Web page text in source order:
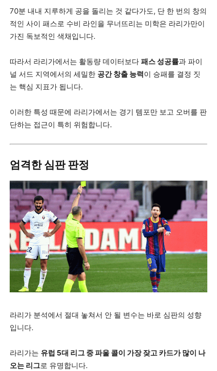
70분 내내 지루하게 공을 돌리는 것 같다가도, 단 한 번의 창의
적인 사이 패스로 수비 라인을 무너뜨리는 미학은 라리가만이
가진 독보적인 색채입니다.
따라서 라리가에서는 활동량 데이터보다 패스 성공률과 파이
널 서드 지역에서의 세밀한 공간 창출 능력이 승패를 결정 짓
는 핵심 지표가 됩니다.
이러한 특성 때문에 라리가에서는 경기 템포만 보고 오버를 판
단하는 접근이 특히 위험합니다.
엄격한 심판 판정
라리가 분석에서 절대 놓쳐서 안 될 변수는 바로 심판의 성향
입니다.
라리가는 유럽 5대 리그 중 파울 콜이 가장 잦고 카드가 많이 나
오는 리그로 유명합니다.